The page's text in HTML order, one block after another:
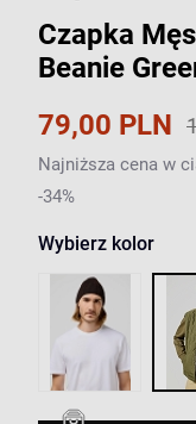
Czapka
Beanie
79,00 PLN
Najniższa cena w
-34%
Wybierz kolor